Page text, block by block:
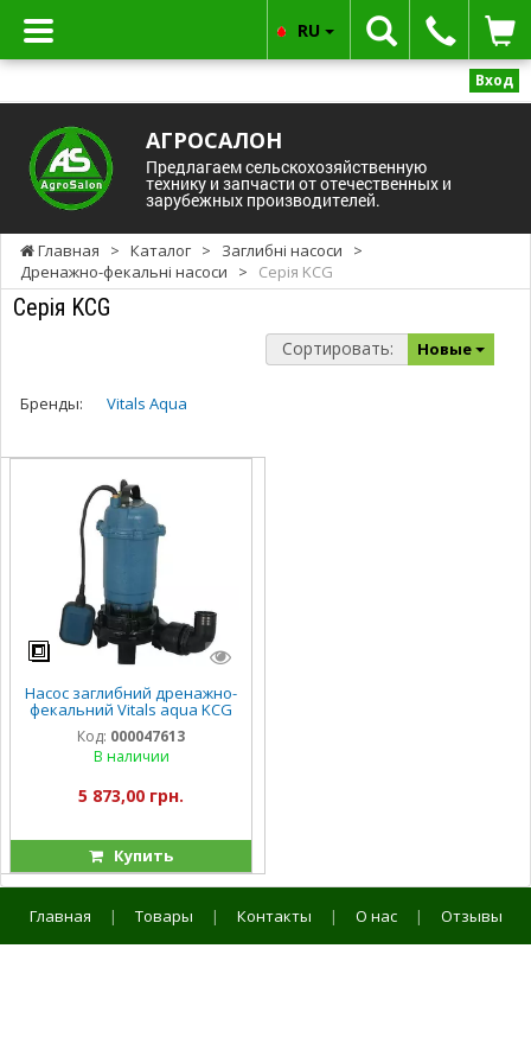
Вход
АГРОСАЛОН
Предлагаем сельскохозяйственную
технику и запчасти от отечественных и
зарубежных производителей.
RU
Главная > Каталог > Заглибні насоси
>
Дренажно-фекальні насоси
> Серія KCG
Серія KCG
Сортировать: Новые
Бренды: Vitals Aqua
Насос заглибний дренажно-
фекальний Vitals aqua KCG
913o
Код: 000047613
В наличии
5 873,00 грн.
Купить
Главная | Товары | Контакты | О нас | Отзывы